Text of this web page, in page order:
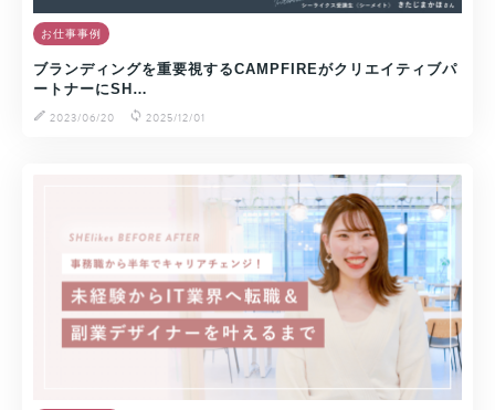
お仕事事例
ブランディングを重要視するCAMPFIREがクリエイティブパ
ートナーにSH…
2023/06/20
2025/12/01